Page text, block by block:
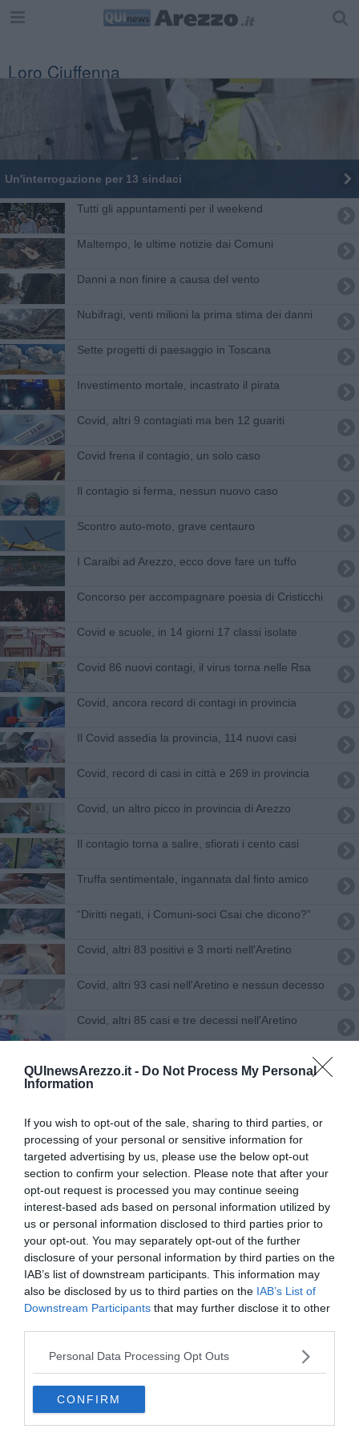
QUInewsArezzo.it - Do Not Process My Personal
Information
If you wish to opt-out of the sale, sharing to third parties, or
processing of your personal or sensitive information for
targeted advertising by us, please use the below opt-out
section to confirm your selection. Please note that after your
opt-out request is processed you may continue seeing
interest-based ads based on personal information utilized by
us or personal information disclosed to third parties prior to
your opt-out. You may separately opt-out of the further
disclosure of your personal information by third parties on the
IAB’s list of downstream participants. This information may
also be disclosed by us to third parties on the IAB’s List of
Downstream Participants that may further disclose it to other
Personal Data Processing Opt Outs
CONFIRM
Loro Ciuffenna
Un'interrogazione per 13 sindaci
Tutti gli appuntamenti per il weekend
Maltempo, le ultime notizie dai Comuni
Danni a non finire a causa del vento
Nubifragi, venti milioni la prima stima dei danni
Sette progetti di paesaggio in Toscana
Investimento mortale, incastrato il pirata
Covid, altri 9 contagiati ma ben 12 guariti
Covid frena il contagio, un solo caso
Il contagio si ferma, nessun nuovo caso
Scontro auto-moto, grave centauro
I Caraibi ad Arezzo, ecco dove fare un tuffo
Concorso per accompagnare poesia di Cristicchi
Covid e scuole, in 14 giorni 17 classi isolate
Covid 86 nuovi contagi, il virus torna nelle Rsa
Covid, ancora record di contagi in provincia
Il Covid assedia la provincia, 114 nuovi casi
Covid, record di casi in città e 269 in provincia
Covid, un altro picco in provincia di Arezzo
Il contagio torna a salire, sfiorati i cento casi
Truffa sentimentale, ingannata dal finto amico
“Diritti negati, i Comuni-soci Csai che dicono?”
Covid, altri 83 positivi e 3 morti nell'Aretino
Covid, altri 93 casi nell'Aretino e nessun decesso
Covid, altri 85 casi e tre decessi nell'Aretino
Medici di famiglia, ci sono novità
Covid, impennata di casi in provincia di Arezzo
Piromane in azione, a fuoco vigneto
monumentale
Covid, nell'Aretino 53 nuovi casi e 19 guariti
Covid, nell’Aretino casi in calo ma c’è un decesso
Covid, 26 nuovi casi nell'Aretino e 23 guariti
Terze dosi per diabetici, Open Day
Un open day vaccinale per la fascia 12-19 anni
Covid, nell'Aretino 30 nuovi casi e un decesso